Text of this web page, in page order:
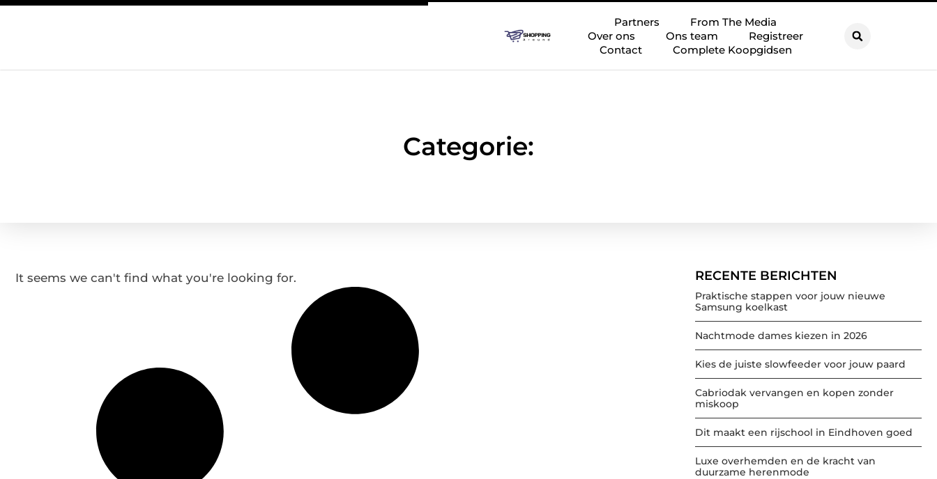
Partners
From The Media
Over ons
Ons team
Registreer
Contact
Complete Koopgidsen
Categorie:
RECENTE BERICHTEN
Praktische stappen voor jouw nieuwe
Samsung koelkast
Nachtmode dames kiezen in 2026
Kies de juiste slowfeeder voor jouw paard
Cabriodak vervangen en kopen zonder
miskoop
Dit maakt een rijschool in Eindhoven goed
Luxe overhemden en de kracht van
duurzame herenmode
It seems we can't find what you're looking for.